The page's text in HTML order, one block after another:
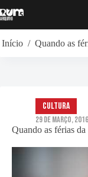
para
Início / Quando as
Quando as férias da
Cultura
29 de Março, 2016